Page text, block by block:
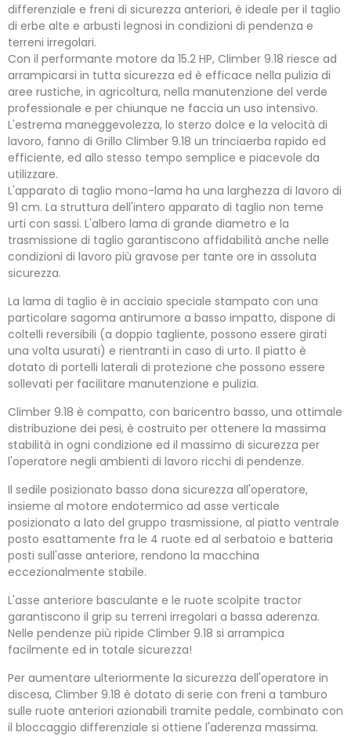
differenziale e freni di sicurezza anteriori, è ideale per il taglio
di erbe alte e arbusti legnosi in condizioni di pendenza e
terreni irregolari.
Con il performante motore da 15.2 HP, Climber 9.18 riesce ad
arrampicarsi in tutta sicurezza ed è efficace nella pulizia di
aree rustiche, in agricoltura, nella manutenzione del verde
professionale e per chiunque ne faccia un uso intensivo.
L'estrema maneggevolezza, lo sterzo dolce e la velocità di
lavoro, fanno di Grillo Climber 9.18 un trinciaerba rapido ed
efficiente, ed allo stesso tempo semplice e piacevole da
utilizzare.
L'apparato di taglio mono-lama ha una larghezza di lavoro di
91 cm. La struttura dell'intero apparato di taglio non teme
urti con sassi. L'albero lama di grande diametro e la
trasmissione di taglio garantiscono affidabilità anche nelle
condizioni di lavoro più gravose per tante ore in assoluta
sicurezza.
La lama di taglio è in acciaio speciale stampato con una
particolare sagoma antirumore a basso impatto, dispone di
coltelli reversibili (a doppio tagliente, possono essere girati
una volta usurati) e rientranti in caso di urto. Il piatto è
dotato di portelli laterali di protezione che possono essere
sollevati per facilitare manutenzione e pulizia.
Climber 9.18 è compatto, con baricentro basso, una ottimale
distribuzione dei pesi, è costruito per ottenere la massima
stabilità in ogni condizione ed il massimo di sicurezza per
l'operatore negli ambienti di lavoro ricchi di pendenze.
Il sedile posizionato basso dona sicurezza all'operatore,
insieme al motore endotermico ad asse verticale
posizionato a lato del gruppo trasmissione, al piatto ventrale
posto esattamente fra le 4 ruote ed al serbatoio e batteria
posti sull'asse anteriore, rendono la macchina
eccezionalmente stabile.
L'asse anteriore basculante e le ruote scolpite tractor
garantiscono il grip su terreni irregolari a bassa aderenza.
Nelle pendenze più ripide Climber 9.18 si arrampica
facilmente ed in totale sicurezza!
Per aumentare ulteriormente la sicurezza dell'operatore in
discesa, Climber 9.18 è dotato di serie con freni a tamburo
sulle ruote anteriori azionabili tramite pedale, combinato con
il bloccaggio differenziale si ottiene l'aderenza massima.